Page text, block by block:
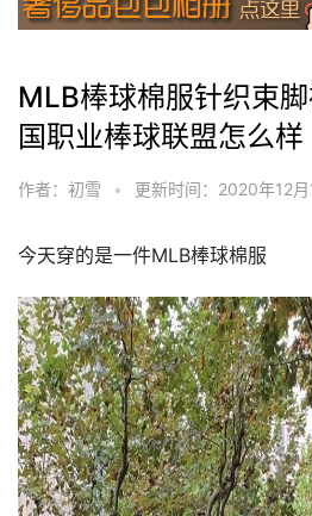
MLB棒球棉服针织束
国职业棒球联盟怎么样
作者：初雪 • 更新时间：2020年12月
今天穿的是一件MLB棒球棉服